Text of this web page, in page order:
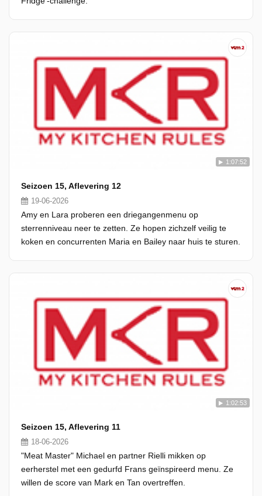
1:07:52
Seizoen 15, Aflevering 12
19-06-2026
Amy en Lara proberen een driegangenmenu op
sterrenniveau neer te zetten. Ze hopen zichzelf veilig te
koken en concurrenten Maria en Bailey naar huis te sturen.
1:02:53
Seizoen 15, Aflevering 11
18-06-2026
"Meat Master" Michael en partner Rielli mikken op
eerherstel met een gedurfd Frans geïnspireerd menu. Ze
willen de score van Mark en Tan overtreffen.